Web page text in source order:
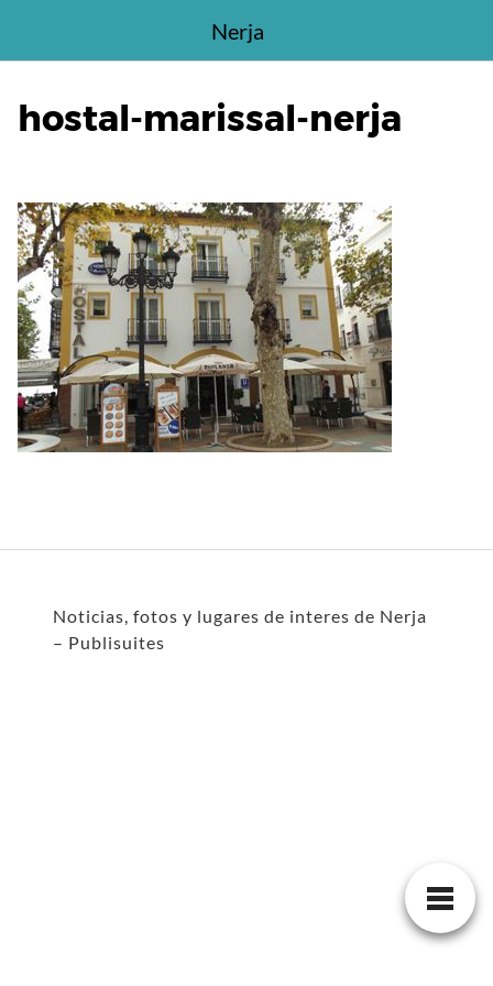
contenido
Nerja
hostal-marissal-nerja
Noticias, fotos y lugares de interes de Nerja
– Publisuites